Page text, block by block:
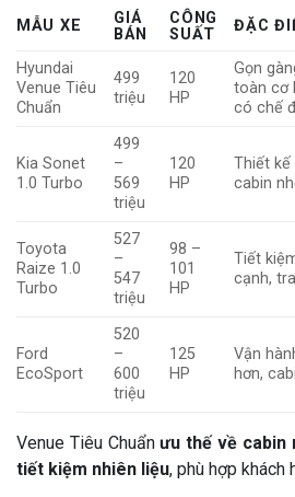
MẪU XE
GIÁ
BÁN
CÔNG
SUẤT
ĐẶC
Hyundai
Venue Tiêu
Chuẩn
499
triệu
120
HP
Gọn
toàn cơ
có chế
Kia Sonet
1.0 Turbo
499
–
569
triệu
120
HP
Thiết kế
cabin
Toyota
Raize 1.0
Turbo
527
–
547
triệu
98 –
101
HP
Tiết
cạnh,
Ford
EcoSport
520
–
600
triệu
125
HP
Vận
hơn,
Venue Tiêu Chuẩnưu thế về cabin
tiết kiệm nhiên liệu, phù hợp khách